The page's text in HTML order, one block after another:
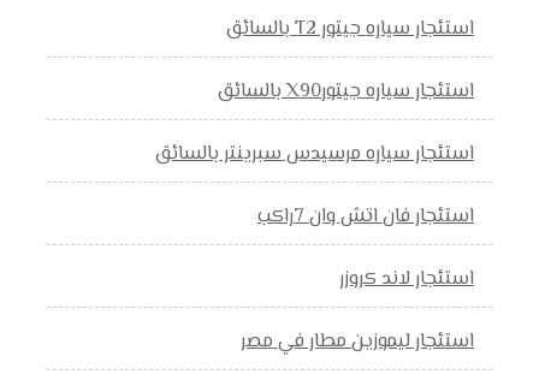
استئجار سياره جيتور T2 بالسائق
استئجار سياره جيتورX90 بالسائق
استئجار سياره مرسيدس سبرينتر بالسائق
استئجار فان اتش وان 7راكب
استئجار لاند كروزر
استئجار ليموزين مطار في مصر